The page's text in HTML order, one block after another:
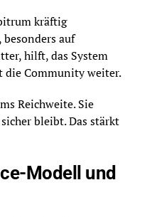
kräftig
auf
hilft, das System
die Community weiter.
Reichweite. Sie
bleibt. Das stärkt
Modell und